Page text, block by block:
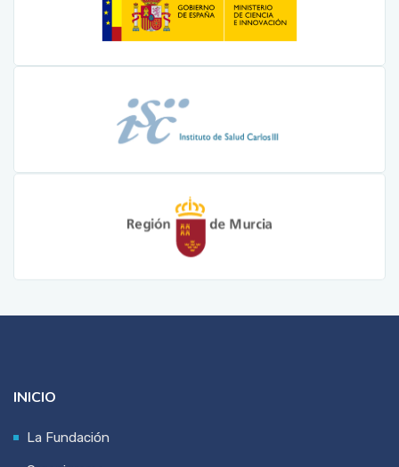
INICIO
La Fundación